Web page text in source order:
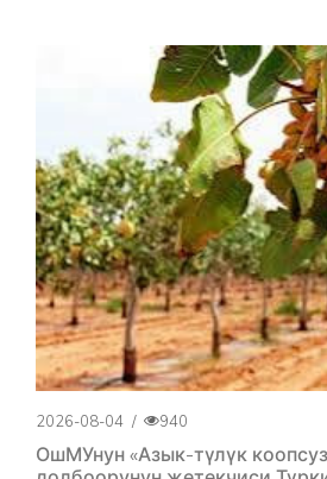
2026-08-04 / 940
ОшМУнун «Азык-түлүк